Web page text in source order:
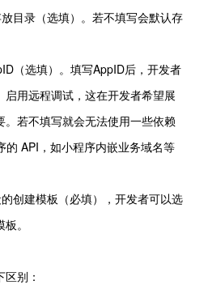
目录（选填）。若不填写会默认存
（选填）。填写AppID后，开发者
用远程调试，这在开发者希望展
若不填写就会无法使用一些依赖
的 API，如小程序内嵌业务域名等
创建模板（必填），开发者可以选
。
别：